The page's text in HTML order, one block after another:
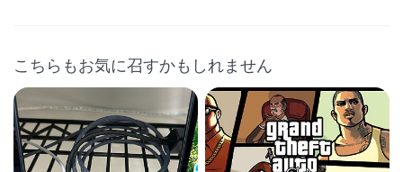
こちらもお気に召すかもしれません